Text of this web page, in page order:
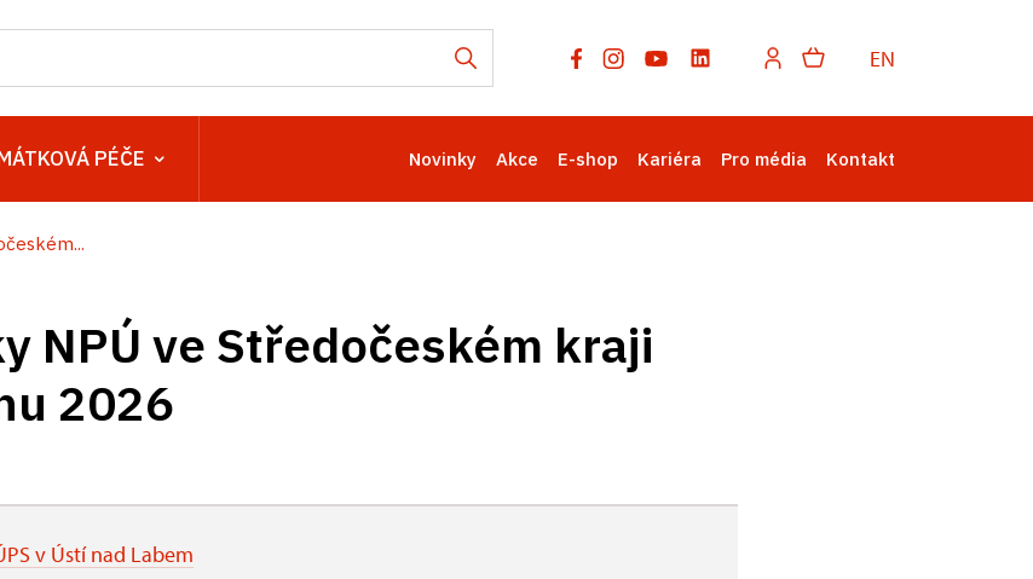
EN
PÉČE Novinky Akce E-shop Kariéra Pro média Kontakt
NPÚ ve Středočeském kraji
2026
v Ústí nad Labem